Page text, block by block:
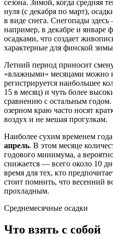
сезона. Зимой, когда средняя
нуля (с декабря по март),
в виде снега. Снегопады
например, в декабре и январе
осадками, что создает
характерные для финской
Летний период приносит
«влажными» месяцами можно
регистрируется наибольшее
15 в месяц) и чуть более
сравнению с остальным
озерном краю часто носят
воздух и не мешая прогулкам.
Наиболее сухим временем
апрель. В этом месяце
годового минимума, а
снижается — всего около 10
время для тех, кто
стоит помнить, что весенний
прохладным.
Среднемесячные осадки
Что взять с собой